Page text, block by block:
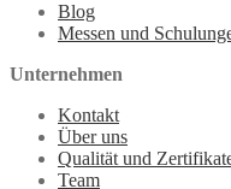
Blog
Messen und
Unternehmen
Kontakt
Über uns
Qualität und
Team